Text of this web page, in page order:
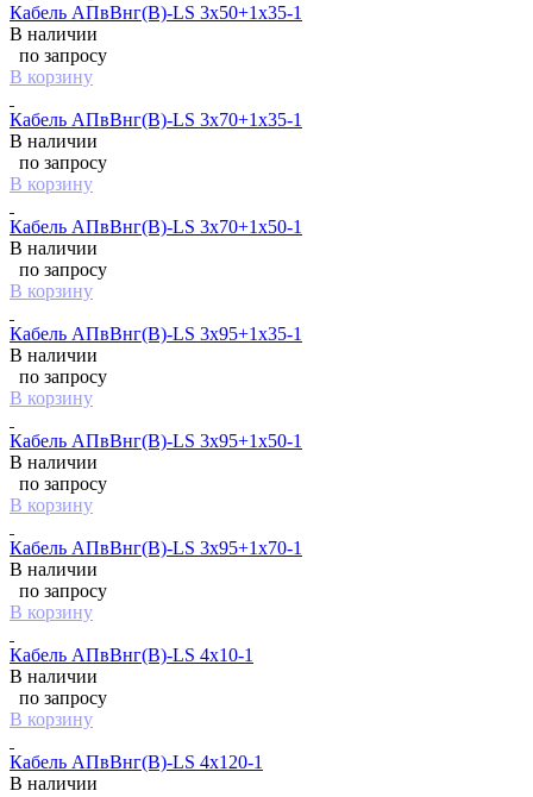
Кабель АПвВнг(B)-LS 3х50+1х35-1
В наличии
по запросу
В корзину
Кабель АПвВнг(B)-LS 3х70+1х35-1
В наличии
по запросу
В корзину
Кабель АПвВнг(B)-LS 3х70+1х50-1
В наличии
по запросу
В корзину
Кабель АПвВнг(B)-LS 3х95+1х35-1
В наличии
по запросу
В корзину
Кабель АПвВнг(B)-LS 3х95+1х50-1
В наличии
по запросу
В корзину
Кабель АПвВнг(B)-LS 3х95+1х70-1
В наличии
по запросу
В корзину
Кабель АПвВнг(B)-LS 4х10-1
В наличии
по запросу
В корзину
Кабель АПвВнг(B)-LS 4х120-1
В наличии